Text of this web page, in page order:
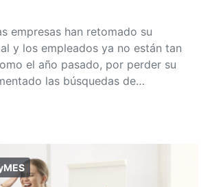
empresas han retomado su
y los empleados ya no están tan
el año pasado, por perder su
las búsquedas de…